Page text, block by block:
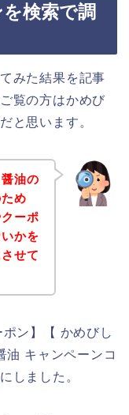
検索で調
みた結果を記事
覧の方はかめび
と思います。
油の
め
ーポ
かを
せて
ン】【 かめびし
油 キャンペーンコ
しました。